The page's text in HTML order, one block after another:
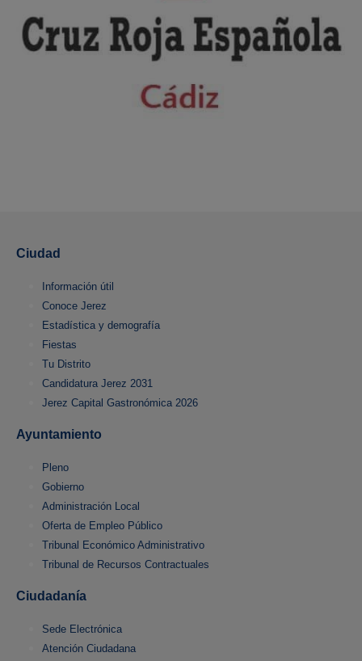
Ciudad
Información útil
Conoce Jerez
Estadística y demografía
Fiestas
Tu Distrito
Candidatura Jerez 2031
Jerez Capital Gastronómica 2026
Ayuntamiento
Pleno
Gobierno
Administración Local
Oferta de Empleo Público
Tribunal Económico Administrativo
Tribunal de Recursos Contractuales
Ciudadanía
Sede Electrónica
Atención Ciudadana